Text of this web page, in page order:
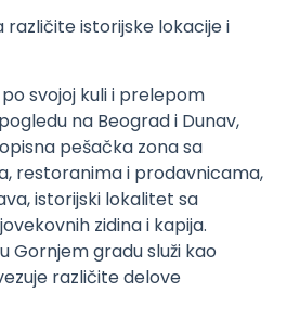
istorijske lokacije i
svojoj kuli i prelepom
na Beograd i Dunav,
pešačka zona sa
restoranima i prodavnicama,
istorijski lokalitet sa
zidina i kapija.
Gornjem gradu služi kao
različite delove